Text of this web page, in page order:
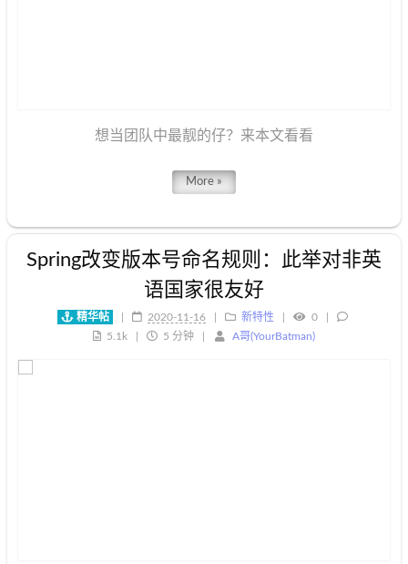
想当团队中最靓的仔？来本文看看
More »
Spring改变版本号命名规则：此举对非英
语国家很友好
精华帖 2020-11-16 新特性
0
5.1k
5 分钟 A哥(YourBatman)